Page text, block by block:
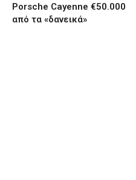
Porsche Cayenne €50.000
από τα «δανεικά»